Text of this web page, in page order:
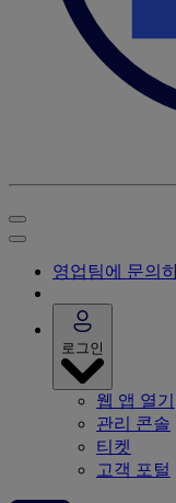
영업팀에 문의하
로그인
웹 앱 열기
관리 콘솔
티켓
고객 포털